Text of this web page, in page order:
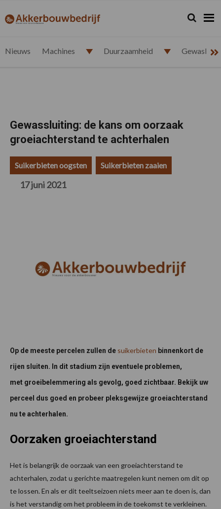
de
de
de
de
akkerbouwbedrijf.nl Zoeken...
Zoek
Nieuws Machines Duurzaamheid
Gewassluiting: de kans om oorzaak
groeiachterstand te achterhalen
Suikerbieten oogsten Suikerbieten zaaien
17 juni 2021
Op de meeste percelen zullen de suikerbieten binnenkort de
rijen sluiten. In dit stadium zijn eventuele problemen,
met groeibelemmering als gevolg, goed zichtbaar. Bekijk uw
perceel dus goed en probeer pleksgewijze groeiachterstand
nu te achterhalen.
Oorzaken groeiachterstand
Het is belangrijk de oorzaak van een groeiachterstand te
achterhalen, zodat u gerichte maatregelen kunt nemen om dit op
te lossen. En als er dit teeltseizoen niets meer aan te doen is, dan
is het verstandig om het probleem in de toekomst te verkleinen.